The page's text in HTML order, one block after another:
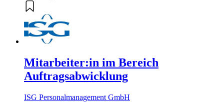
Mitarbeiter:in im Bereich
Auftragsabwicklung
ISG Personalmanagement GmbH